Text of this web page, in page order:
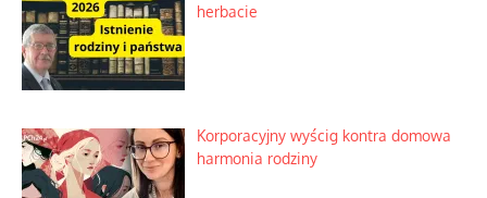
herbacie
Korporacyjny wyścig kontra domowa
harmonia rodziny